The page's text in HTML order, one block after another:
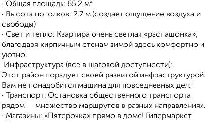
· Общая площадь: 65,2 м²
· Высота потолков: 2,7 м (создает ощущение воздуха и
свободы)
· Свет и тепло: Квартира очень светлая «распашонка»,
благодаря кирпичным стенам зимой здесь комфортно и
уютно.
️ Инфраструктура (все в шаговой доступности):
Этот район порадует своей развитой инфраструктурой.
Вам не понадобится машина для повседневных дел:
· Транспорт: Остановка общественного транспорта
рядом — множество маршрутов в разных направлениях.
· Магазины: «Пятерочка» прямо в доме! Гипермаркет